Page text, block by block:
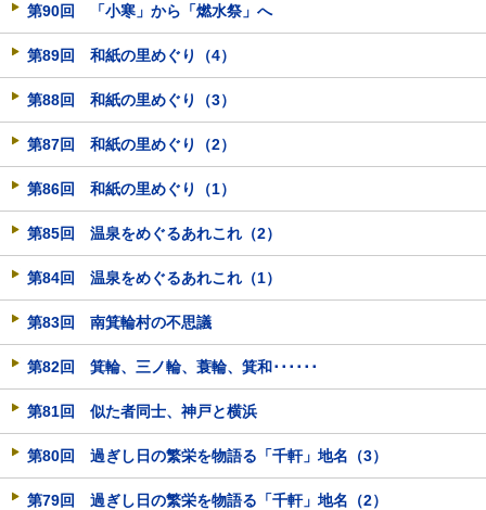
第90回 「小寒」から「燃水祭」へ
第89回 和紙の里めぐり（4）
第88回 和紙の里めぐり（3）
第87回 和紙の里めぐり（2）
第86回 和紙の里めぐり（1）
第85回 温泉をめぐるあれこれ（2）
第84回 温泉をめぐるあれこれ（1）
第83回 南箕輪村の不思議
第82回 箕輪、三ノ輪、蓑輪、箕和･･････
第81回 似た者同士、神戸と横浜
第80回 過ぎし日の繁栄を物語る「千軒」地名（3）
第79回 過ぎし日の繁栄を物語る「千軒」地名（2）